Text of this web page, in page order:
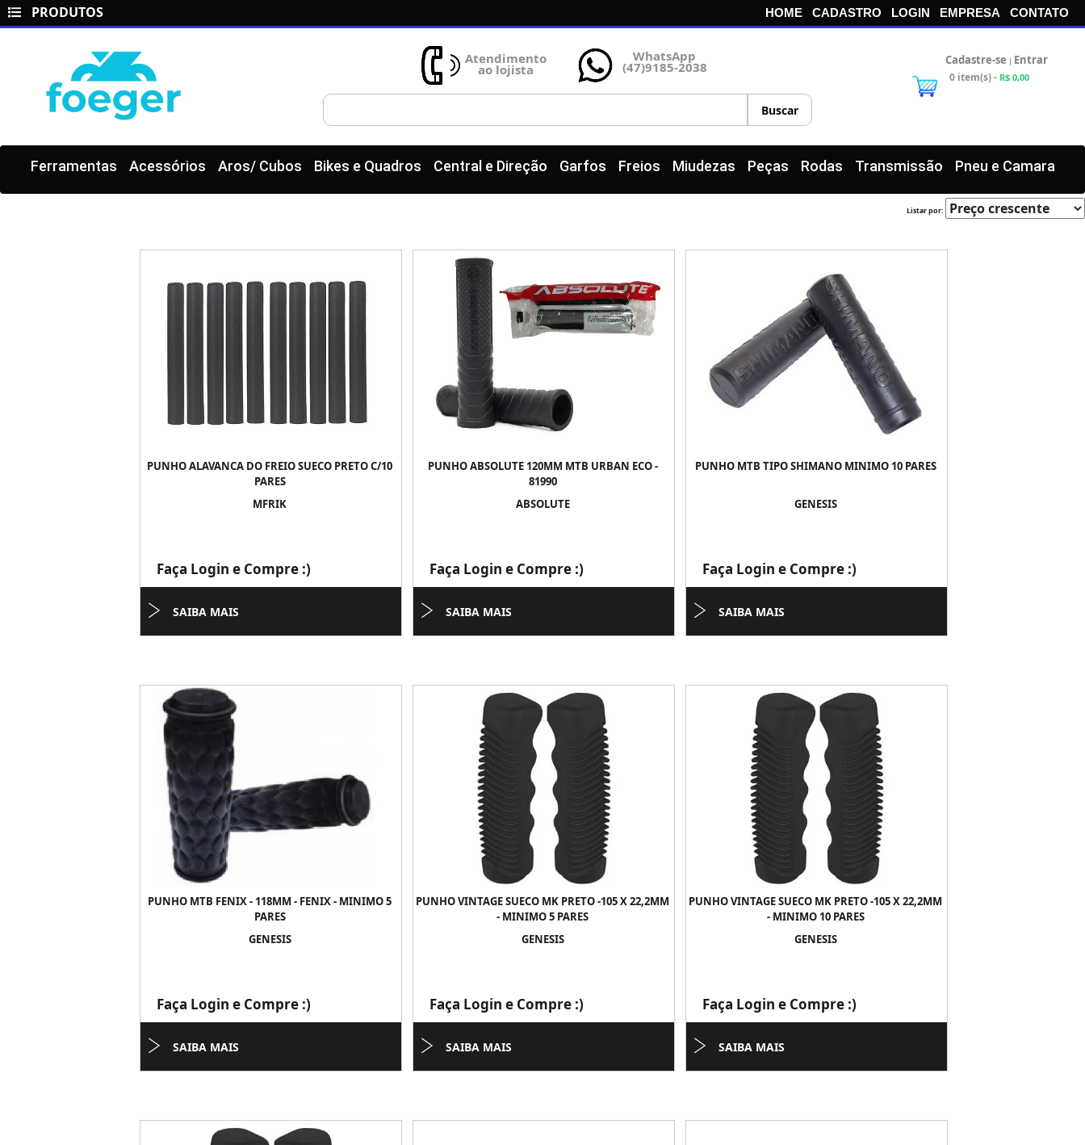
HOME CADASTRO LOGIN EMPRESA CONTATO
PRODUTOS
Atendimento
ao lojista
WhatsApp
(47)9185-2038 Cadastre-se | Entrar
0 item(s) - R$ 0,00
Ferramentas Acessórios Aros/ Cubos Bikes e Quadros Central e Direção Garfos Freios Miudezas Peças Rodas Transmissão Pneu e Camara
Listar por:
PUNHO ALAVANCA DO FREIO SUECO PRETO C/10
PARES
MFRIK
Faça Login e Compre :)
SAIBA MAIS
PUNHO ABSOLUTE 120MM MTB URBAN ECO -
81990
ABSOLUTE
Faça Login e Compre :)
SAIBA MAIS
PUNHO MTB TIPO SHIMANO MINIMO 10 PARES
GENESIS
Faça Login e Compre :)
SAIBA MAIS
PUNHO MTB FENIX - 118MM - FENIX - MINIMO 5
PARES
GENESIS
Faça Login e Compre :)
SAIBA MAIS
PUNHO VINTAGE SUECO MK PRETO -105 X 22,2MM
- MINIMO 5 PARES
GENESIS
Faça Login e Compre :)
SAIBA MAIS
PUNHO VINTAGE SUECO MK PRETO -105 X 22,2MM
- MINIMO 10 PARES
GENESIS
Faça Login e Compre :)
SAIBA MAIS